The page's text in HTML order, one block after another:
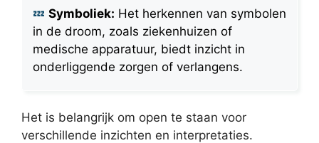
Symboliek: Het herkennen van symbolen
in de droom, zoals ziekenhuizen of
medische apparatuur, biedt inzicht in
onderliggende zorgen of verlangens.
Het is belangrijk om open te staan voor
verschillende inzichten en interpretaties.